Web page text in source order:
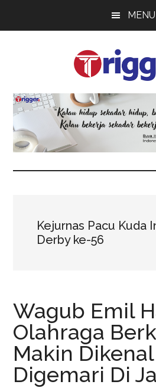
MENU
Trigger
Terkini
Kejurnas Pacu Kuda
Derby ke-56
Wagub Emil
Olahraga
Makin
Digemari Di